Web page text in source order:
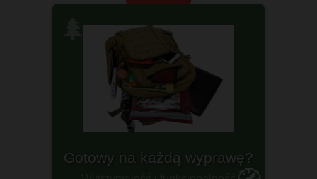
🌲
Gotowy na każdą wyprawę?
Plecaki militarne